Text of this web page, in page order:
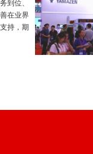
到位、
在业界
持，期